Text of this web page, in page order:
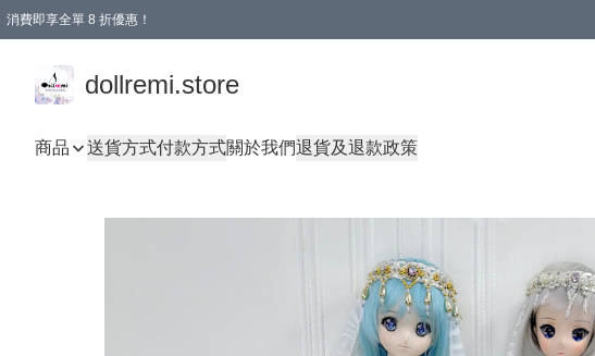
消費即享全單 8 折優惠！
dollremi.store
商品 送貨方式付款方式關於我們退貨及退款政策